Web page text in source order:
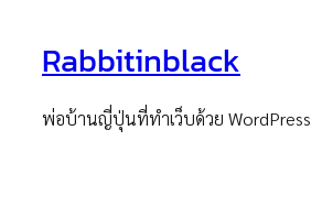
Rabbitinblack
พ่อบ้านญี่ปุ่นที่ทำเว็บด้วย WordPress